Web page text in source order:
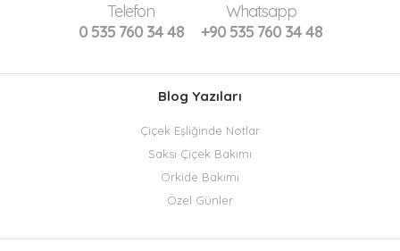
Telefon
0 535 760 34 48
Whatsapp
+90 535 760 34 48
Blog Yazıları
Çiçek Eşliğinde Notlar
Saksı Çiçek Bakımı
Orkide Bakımı
Özel Günler